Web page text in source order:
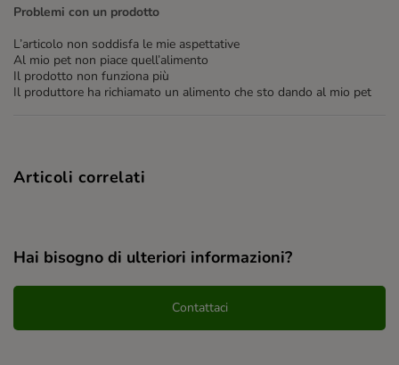
Problemi con un prodotto
L’articolo non soddisfa le mie aspettative
Al mio pet non piace quell’alimento
Il prodotto non funziona più
Il produttore ha richiamato un alimento che sto dando al mio pet
Articoli correlati
Hai bisogno di ulteriori informazioni?
Contattaci